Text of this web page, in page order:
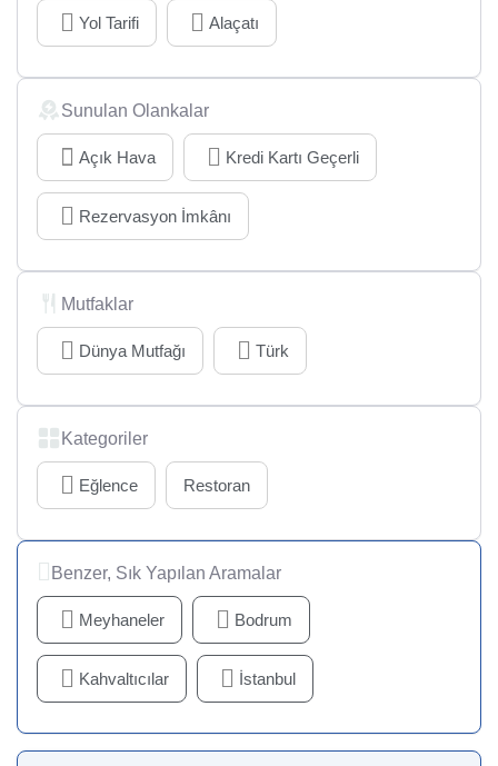
Yol Tarifi Alaçatı
Sunulan Olankalar
Açık Hava Kredi Kartı Geçerli
Rezervasyon İmkânı
Mutfaklar
Dünya Mutfağı Türk
Kategoriler
Eğlence Restoran
Benzer, Sık Yapılan Aramalar
Meyhaneler Bodrum
Kahvaltıcılar İstanbul